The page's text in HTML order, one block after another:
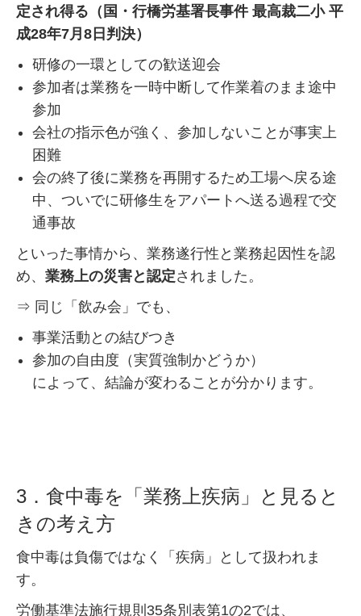
定され得る（国・行橋労基署長事件 最高裁二小 平
成28年7月8日判決）
研修の一環としての歓送迎会
参加者は業務を一時中断して作業着のまま途中
参加
会社の指示色が強く、参加しないことが事実上
困難
会の終了後に業務を再開するため工場へ戻る途
中、ついでに研修生をアパートへ送る過程で交
通事故
といった事情から、業務遂行性と業務起因性を認
め、 業務上の災害と認定されました。
⇒ 同じ「飲み会」でも、
事業活動との結びつき
参加の自由度（実質強制かどうか）
によって、結論が変わることが分かります。
3．食中毒を「業務上疾病」と見ると
きの考え方
食中毒は負傷ではなく「疾病」として扱われま
す。
労働基準法施行規則35条別表第1の2では、